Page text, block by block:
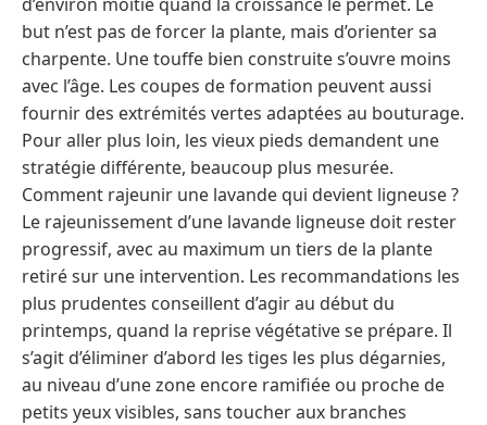
but n’est pas de forcer la plante, mais d’orienter sa
charpente. Une touffe bien construite s’ouvre moins
avec l’âge. Les coupes de formation peuvent aussi
fournir des extrémités vertes adaptées au bouturage.
Pour aller plus loin, les vieux pieds demandent une
stratégie différente, beaucoup plus mesurée.
Comment rajeunir une lavande qui devient ligneuse ?
Le rajeunissement d’une lavande ligneuse doit rester
progressif, avec au maximum un tiers de la plante
retiré sur une intervention. Les recommandations les
plus prudentes conseillent d’agir au début du
printemps, quand la reprise végétative se prépare. Il
s’agit d’éliminer d’abord les tiges les plus dégarnies,
au niveau d’une zone encore ramifiée ou proche de
petits yeux visibles, sans toucher aux branches